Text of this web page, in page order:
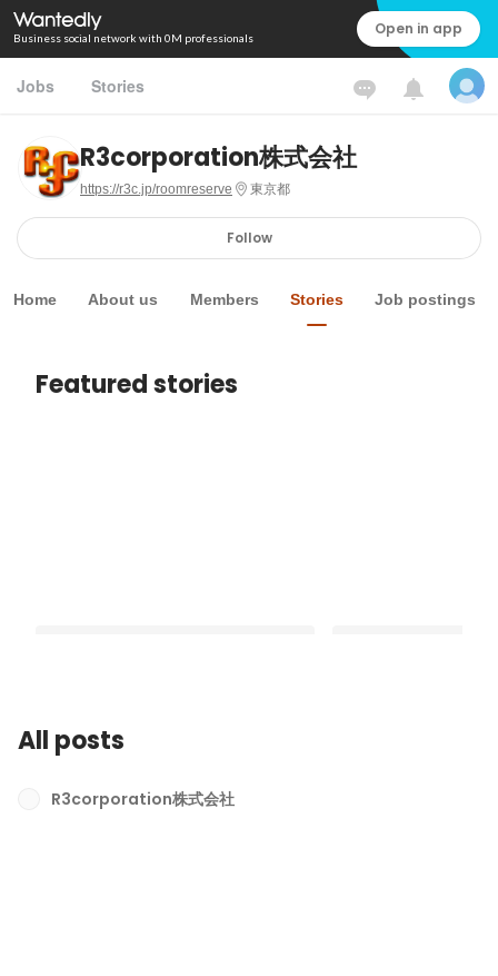
Business social network with 0M professionals Open in app
Jobs Stories
R3corporation株式会社
https://r3c.jp/roomreserve 東京都
Follow
Home About us Members Stories Job postings
Featured stories
wewicで得たリアルな気づき
All posts
R3corporation株式会社